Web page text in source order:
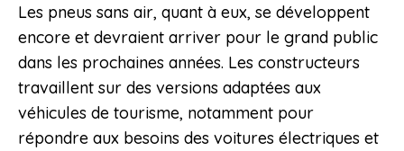
Les pneus sans air, quant à eux, se développent
encore et devraient arriver pour le grand public
dans les prochaines années. Les constructeurs
travaillent sur des versions adaptées aux
véhicules de tourisme, notamment pour
répondre aux besoins des voitures électriques et